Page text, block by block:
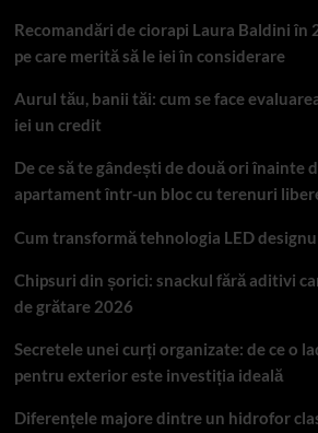
Recomandări de ciorapi Laura Baldini în
pe care merită să le iei în considerare
Aurul tău, banii tăi: cum se face
iei un credit
De ce să te gândești de două ori înainte
apartament într-un bloc cu terenuri
Cum transformă tehnologia LED
Chipsuri din șorici: snackul fără aditivi
de grătare 2026
Secretele unei curți organizate: de ce o
pentru exterior este investiția ideală
Diferențele majore dintre un hidrofor